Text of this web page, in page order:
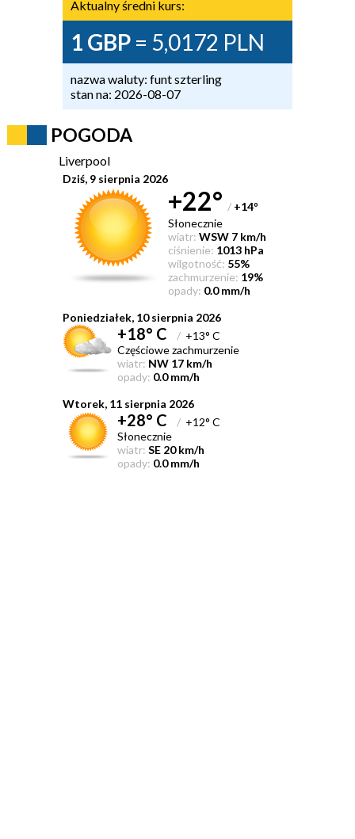
Aktualny średni kurs:
1 GBP= 5,0172 PLN
nazwa waluty: funt szterling
stan na: 2026-08-07
POGODA
Liverpool
Dziś, 9 sierpnia 2026
+22° / +14°
Słonecznie
wiatr: WSW 7 km/h
ciśnienie: 1013 hPa
wilgotność: 55%
zachmurzenie: 19%
opady: 0.0 mm/h
Poniedziałek, 10 sierpnia 2026
+18° C /+13° C
Częściowe zachmurzenie
wiatr: NW 17 km/h
opady: 0.0 mm/h
Wtorek, 11 sierpnia 2026
+28° C /+12° C
Słonecznie
wiatr: SE 20 km/h
opady: 0.0 mm/h